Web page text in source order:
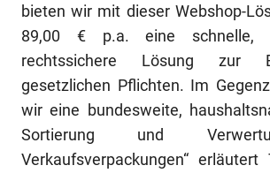
bieten wir mit dieser Webshop-
89,00 € p.a. eine schnelle,
rechtssichere Lösung zur
gesetzlichen Pflichten. Im
wir eine bundesweite,
Sortierung und
Verkaufsverpackungen“